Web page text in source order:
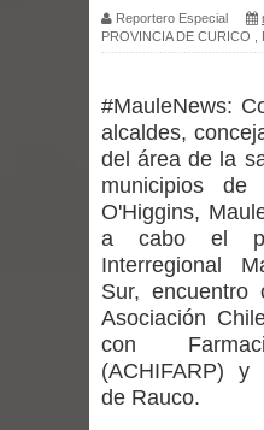
Alta
vacunarse
Mario Meza
ministra de
Linares:
Seremi de
mantiene
Reportero Especial
PROVINCIA DE CURICO
#MauleNews:
alcaldes,
del área de la
municipios
O'Higgins,
a cabo el
Interregional
Sur, encuentro
Asociación
con
(ACHIFARP) y
de Rauco.